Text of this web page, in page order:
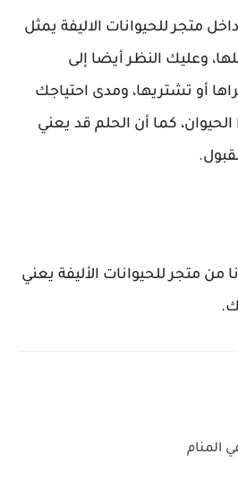
متجر للحيوانات الاليفة يمثل
وعليك النظر أيضا إلى
تراها أو تشتريها، ومدى احتياجك
كما أن الحلم قد يعني
متجر للحيوانات الأليفة يعني
المنام